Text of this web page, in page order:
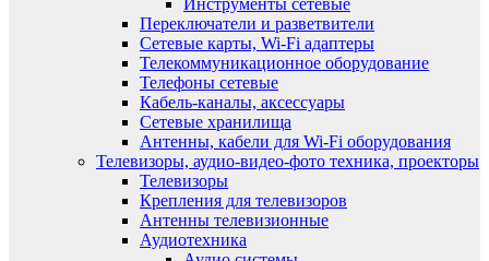
Инструменты сетевые
Переключатели и разветвители
Сетевые карты, Wi-Fi адаптеры
Телекоммуникационное оборудование
Телефоны сетевые
Кабель-каналы, аксессуары
Сетевые хранилища
Антенны, кабели для Wi-Fi оборудования
Телевизоры, аудио-видео-фото техника, проекторы
Телевизоры
Крепления для телевизоров
Антенны телевизионные
Аудиотехника